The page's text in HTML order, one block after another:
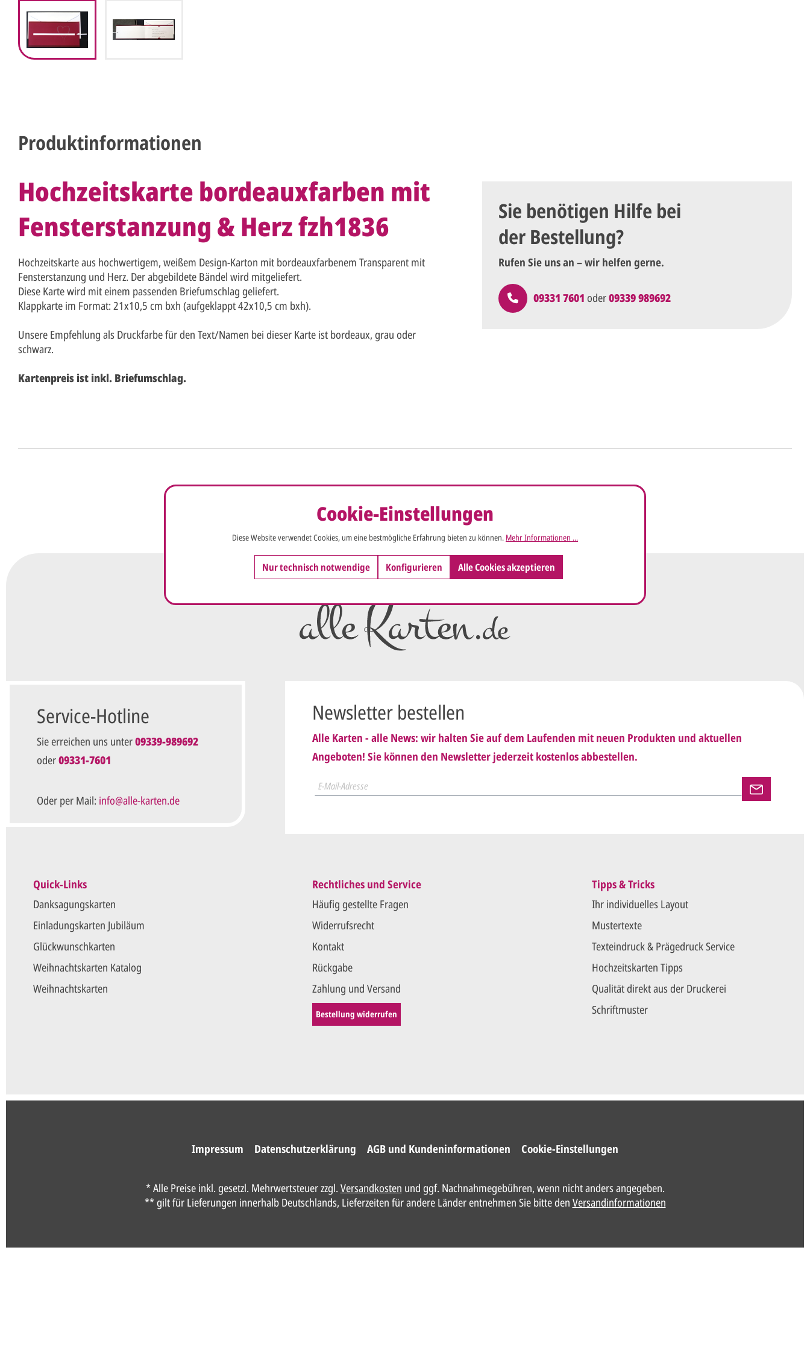
Produktinformationen
Hochzeitskarte bordeauxfarben mit
Fensterstanzung & Herz fzh1836
Hochzeitskarte aus hochwertigem, weißem Design-Karton mit bordeauxfarbenem Transparent mit
Fensterstanzung und Herz. Der abgebildete Bändel wird mitgeliefert.
Diese Karte wird mit einem passenden Briefumschlag geliefert.
Klappkarte im Format: 21x10,5 cm bxh (aufgeklappt 42x10,5 cm bxh).
Unsere Empfehlung als Druckfarbe für den Text/Namen bei dieser Karte ist bordeaux, grau oder
schwarz.
Kartenpreis ist inkl. Briefumschlag.
Sie benötigen Hilfe bei
der Bestellung?
Rufen Sie uns an – wir helfen gerne.
09331 7601 oder09339 989692
Telefon
Ihr vorläufiger Layoutwunsch*
Die mit einem Stern (*) markierten Felder sind Pflichtfelder.
über dieses Formular mit
Wir erstellen ein
erstenEntwurf/Korrekturabzug
als PDF per E-Mail.
Sie setzen sich mit uns in Verbindung (telefonisch oder per
E-Mail) und besprechen mit uns, was Sie am
Sie erteilen uns per E-Mail dieDruckfreigabe.
Wir drucken und versenden Ihre Karten.
Service-Hotline
Sie erreichen uns unter09339-989692
oder09331-7601
Oder per Mail: info@alle-karten.de
Rechtliches und Service
Häufig gestellte Fragen
Widerrufsrecht
Kontakt
Rückgabe
Zahlung und Versand
Bestellung widerrufen
Tipps & Tricks
Ihr individuelles Layout
Mustertexte
Texteindruck & Prägedruck Service
Hochzeitskarten Tipps
Qualität direkt aus der Druckerei
Schriftmuster
Quick-Links
Danksagungskarten
Einladungskarten Jubiläum
Glückwunschkarten
Weihnachtskarten Katalog
Weihnachtskarten
Newsletter bestellen
Alle Karten - alle News: wir halten Sie auf dem Laufenden mit neuen Produkten und aktuellen
Angeboten! Sie können den Newsletter jederzeit kostenlos abbestellen.
Impressum Datenschutzerklärung AGB und Kundeninformationen Cookie-Einstellungen
* Alle Preise inkl. gesetzl. Mehrwertsteuer zzgl. Versandkosten und ggf. Nachnahmegebühren, wenn nicht anders angegeben.
** gilt für Lieferungen innerhalb Deutschlands, Lieferzeiten für andere Länder entnehmen Sie bitte den Versandinformationen
Cookie-Einstellungen
Diese Website verwendet Cookies, um eine bestmögliche Erfahrung bieten zu können. Mehr Informationen ...
Nur technisch notwendige Konfigurieren Alle Cookies akzeptieren